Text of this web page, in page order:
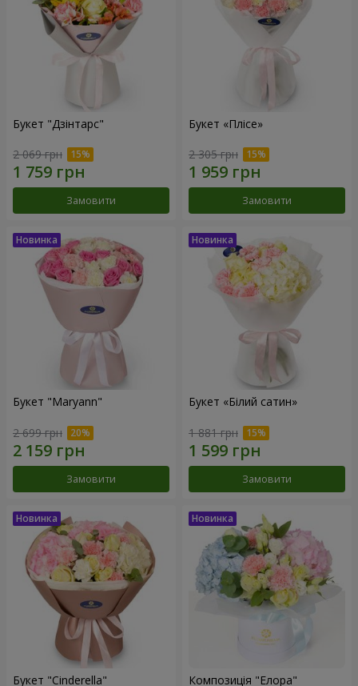
Букет "Дзінтарс"
2 069 грн
Замовити
Букет «Плісе»
2 305 грн
Замовити
Букет "Maryann"
2 699 грн
Замовити
Букет «Білий сатин»
1 881 грн
Замовити
Букет "Cinderella" Композиція "Елора"